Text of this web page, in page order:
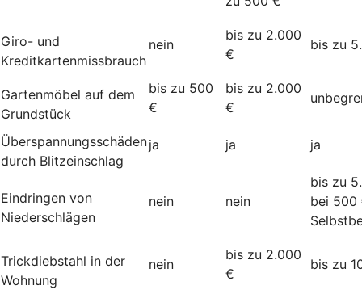
Giro- und
Kreditkartenmissbrauch
nein
bis zu 2.000
€
bis zu
Gartenmöbel auf dem
Grundstück
bis zu 500
€
bis zu 2.000
€
Überspannungsschäden
durch Blitzeinschlag
ja ja ja
Eindringen von
Niederschlägen
nein nein
bis zu
bei 500
Trickdiebstahl in der
Wohnung
nein
bis zu 2.000
€
bis zu